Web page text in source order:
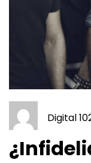
Digital